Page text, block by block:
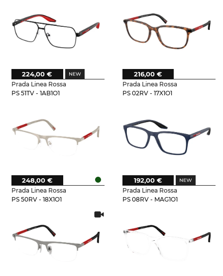
Prada Linea Rossa
PS 51TV - 1AB1O1
224,00 €
Prada Linea Rossa
PS 02RV - 17X1O1
216,00 €
Prada Linea Rossa
PS 50RV - 18X1O1
248,00 €
Prada Linea Rossa
PS 08RV - MAG1O1
192,00 €